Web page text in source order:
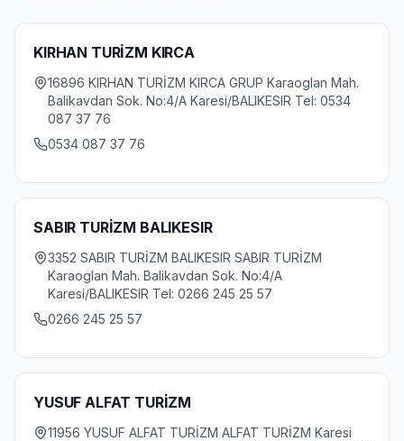
KIRHAN TURİZM KIRCA
16896 KIRHAN TURİZM KIRCA GRUP Karaoglan Mah.
Balikavdan Sok. No:4/A Karesi/BALIKESIR Tel: 0534
087 37 76
0534 087 37 76
SABIR TURİZM BALIKESIR
3352 SABIR TURİZM BALIKESIR SABIR TURİZM
Karaoglan Mah. Balikavdan Sok. No:4/A
Karesi/BALIKESIR Tel: 0266 245 25 57
0266 245 25 57
YUSUF ALFAT TURİZM
11956 YUSUF ALFAT TURİZM ALFAT TURİZM Karesi